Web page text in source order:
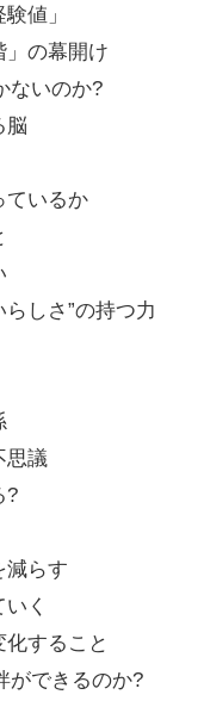
値」
」の幕開け
ないのか?
脳
ているか
しさ”の持つ力
思議
?
減らす
く
すること
できるのか?